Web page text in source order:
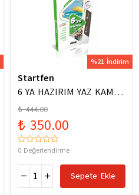
%21 İndirim
Startfen
6 YA HAZIRIM YAZ KAMPI
FÖYLERİ
₺ 444.00
₺ 350.00
0 Değerlendirme
Sepete Ekle